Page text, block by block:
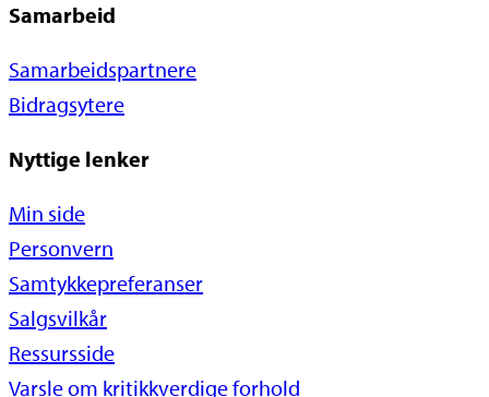
Samarbeid
Samarbeidspartnere
Bidragsytere
Nyttige lenker
Min side
Personvern
Samtykkepreferanser
Salgsvilkår
Ressursside
Varsle om kritikkverdige forhold